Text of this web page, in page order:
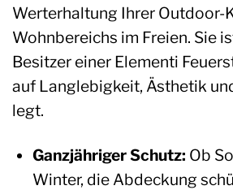
Werterhaltung Ihrer Outdoor-
Wohnbereichs im Freien. Sie
Besitzer einer Elementi
auf Langlebigkeit, Ästhetik
legt.
Ganzjähriger Schutz: Ob
Winter, die Abdeckung